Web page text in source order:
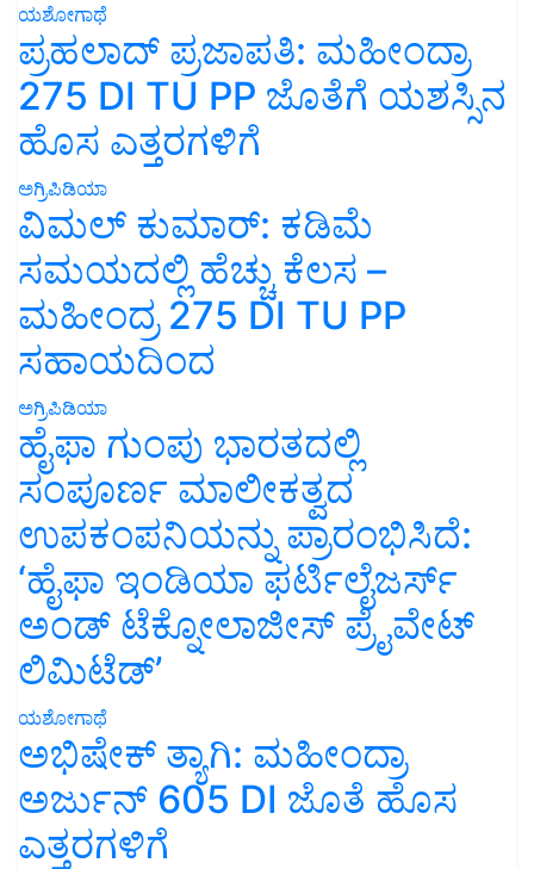
ಯಶೋಗಾಥೆ
ಪ್ರಹಲಾದ್ ಪ್ರಜಾಪತಿ: ಮಹೀಂದ್ರಾ
275 DI TU PP ಜೊತೆಗೆ ಯಶಸ್ಸಿನ
ಹೊಸ ಎತ್ತರಗಳಿಗೆ
ಅಗ್ರಿಪಿಡಿಯಾ
ವಿಮಲ್ ಕುಮಾರ್: ಕಡಿಮೆ
ಸಮಯದಲ್ಲಿ ಹೆಚ್ಚು ಕೆಲಸ –
ಮಹೀಂದ್ರ 275 DI TU PP
ಸಹಾಯದಿಂದ
ಅಗ್ರಿಪಿಡಿಯಾ
ಹೈಫಾ ಗುಂಪು ಭಾರತದಲ್ಲಿ
ಸಂಪೂರ್ಣ ಮಾಲೀಕತ್ವದ
ಉಪಕಂಪನಿಯನ್ನು ಪ್ರಾರಂಭಿಸಿದೆ:
‘ಹೈಫಾ ಇಂಡಿಯಾ ಫರ್ಟಿಲೈಜರ್ಸ್
ಅಂಡ್ ಟೆಕ್ನೋಲಾಜೀಸ್ ಪ್ರೈವೇಟ್
ಲಿಮಿಟೆಡ್’
ಯಶೋಗಾಥೆ
ಅಭಿಷೇಕ್ ತ್ಯಾಗಿ: ಮಹೀಂದ್ರಾ
ಅರ್ಜುನ್ 605 DI ಜೊತೆ ಹೊಸ
ಎತ್ತರಗಳಿಗೆ